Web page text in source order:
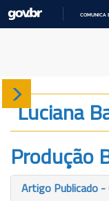
COMUNICA
Sobre
Produção
Projetos
Luciana
Produção
Artigo Publicado -